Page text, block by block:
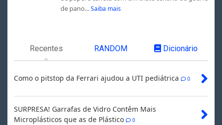
de pano... Saiba mais
Recentes RANDOM Dicionário
Como o pitstop da Ferrari ajudou a UTI pediátrica 0
SURPRESA! Garrafas de Vidro Contêm Mais
Microplásticos que as de Plástico
0